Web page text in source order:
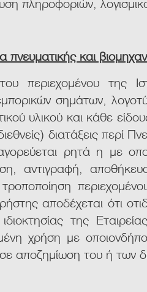
και
περιεχομένου της
σημάτων,
υλικού και κάθε
διατάξεις περί
ρητά η με
αντιγραφή,
αποδέχεται ότι
ιδιοκτησίας της
χρήση με
αποζημίωση του ή των